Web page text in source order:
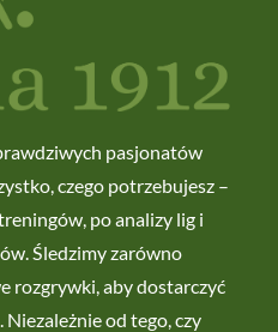
pasjonatów
czego potrzebujesz –
po analizy lig i
Śledzimy zarówno
rozgrywki, aby dostarczyć
od tego, czy